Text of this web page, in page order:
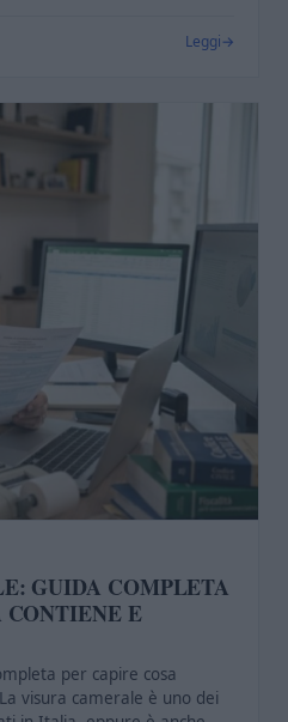
Leggi
GUIDA COMPLETA
CONTIENE E
per capire cosa
visura camerale è uno dei